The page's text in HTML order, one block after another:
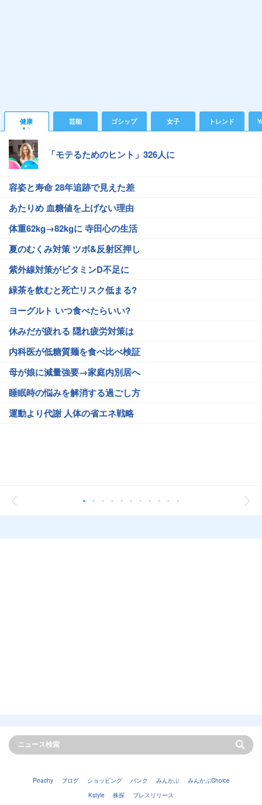
健康 芸能 ゴシップ 女子 トレンド
「モテるためのヒント」326人に
容姿と寿命 28年追跡で見えた差
あたりめ 血糖値を上げない理由
体重62kg→82kgに 寺田心の生活
夏のむくみ対策 ツボ&反射区押し
紫外線対策がビタミンD不足に
緑茶を飲むと死亡リスク低まる?
ヨーグルト いつ食べたらいい?
休みだが疲れる 隠れ疲労対策は
内科医が低糖質麺を食べ比べ検証
母が娘に減量強要→家庭内別居へ
睡眠時の悩みを解消する過ごし方
運動より代謝 人体の省エネ戦略
Peachy ブログ ショッピング バンク みんかぶ
みんかぶChoice
Kstyle
株探 プレスリリース